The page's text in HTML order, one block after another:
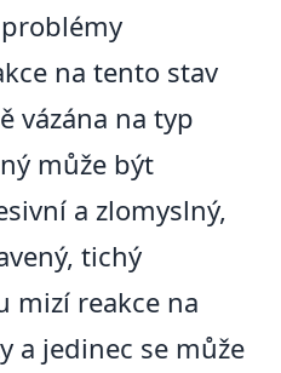
na tento stav
vázána na typ
může být
a zlomyslný,
tichý
mizí reakce na
a jedinec se může